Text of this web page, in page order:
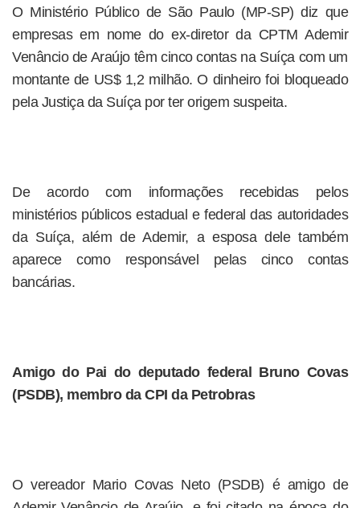
O Ministério Público de São Paulo (MP-SP) diz que
empresas em nome do ex-diretor da CPTM Ademir
Venâncio de Araújo têm cinco contas na Suíça com um
montante de US$ 1,2 milhão. O dinheiro foi bloqueado
pela Justiça da Suíça por ter origem suspeita.
De acordo com informações recebidas pelos
ministérios públicos estadual e federal das autoridades
da Suíça, além de Ademir, a esposa dele também
aparece como responsável pelas cinco contas
bancárias.
Amigo do Pai do deputado federal Bruno Covas
(PSDB), membro da CPI da Petrobras
O vereador Mario Covas Neto (PSDB) é amigo de